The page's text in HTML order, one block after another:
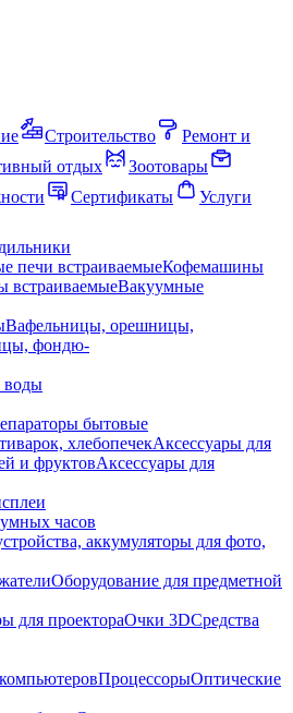
Строительство
Ремонт и
отдых
Зоотовары
Сертификаты
Услуги
печи встраиваемыеКофемашины
Вакуумные
Вафельницы, орешницы,
фондю-
воды
бытовые
хлебопечекАксессуары для
и фруктовАксессуары для
часов
аккумуляторы для фото,
Оборудование для предметной
для проектораОчки 3DСредства
ПроцессорыОптические